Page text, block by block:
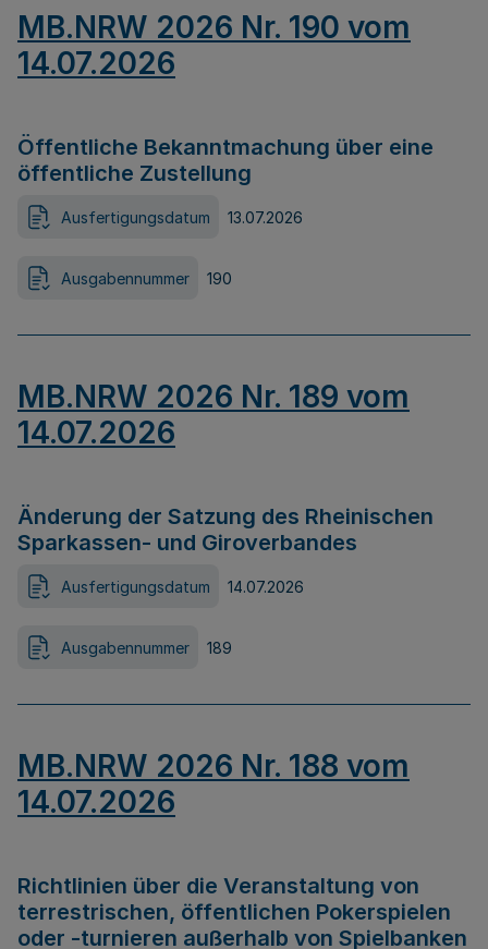
MB.NRW 2026 Nr. 190 vom
14.07.2026
Öffentliche Bekanntmachung über eine
öffentliche Zustellung
Ausfertigungsdatum 13.07.2026
Ausgabennummer 190
MB.NRW 2026 Nr. 189 vom
14.07.2026
Änderung der Satzung des Rheinischen
Sparkassen- und Giroverbandes
Ausfertigungsdatum 14.07.2026
Ausgabennummer 189
MB.NRW 2026 Nr. 188 vom
14.07.2026
Richtlinien über die Veranstaltung von
terrestrischen, öffentlichen Pokerspielen
oder -turnieren außerhalb von Spielbanken